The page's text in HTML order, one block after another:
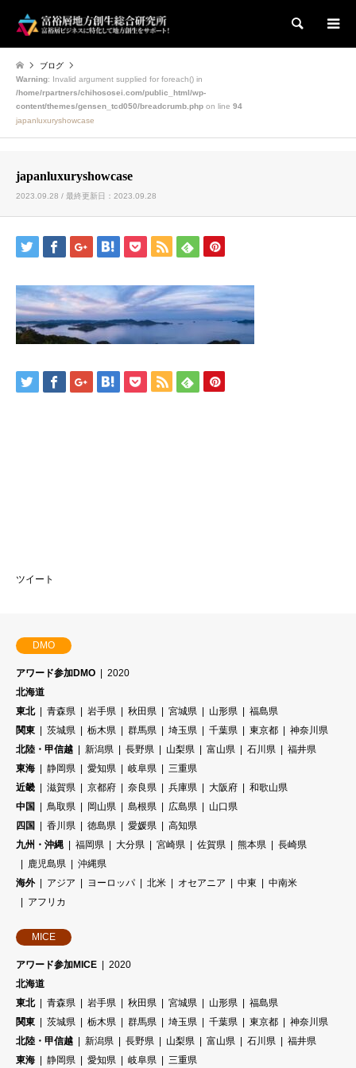
検索
ブログ
Warning: Invalid argument supplied for foreach() in
/home/rpartners/chihososei.com/public_html/wp-
content/themes/gensen_tcd050/breadcrumb.php on line 94
japanluxuryshowcase
japanluxuryshowcase
2023.09.28 / 最終更新日：2023.09.28
ツイート
DMO
アワード参加DMO
2020
北海道
東北
青森県 岩手県 秋田県 宮城県 山形県
福島県
関東
茨城県 栃木県 群馬県 埼玉県 千葉県 東京都
神奈川県
北陸・甲信越
新潟県 長野県 山梨県 富山県 石川県
福井県
東海
静岡県 愛知県 岐阜県
三重県
近畿
滋賀県 京都府 奈良県 兵庫県 大阪府
和歌山県
中国
鳥取県 岡山県 島根県 広島県
山口県
四国
香川県 徳島県 愛媛県
高知県
九州・沖縄
福岡県 大分県 宮崎県 佐賀県 熊本県
長崎県
鹿児島県
沖縄県
海外
アジア ヨーロッパ 北米 オセアニア 中東
中南米
アフリカ
MICE
アワード参加MICE
2020
北海道
東北
青森県 岩手県 秋田県 宮城県 山形県
福島県
関東
茨城県 栃木県 群馬県 埼玉県 千葉県 東京都
神奈川県
北陸・甲信越
新潟県 長野県 山梨県 富山県 石川県
福井県
東海
静岡県 愛知県 岐阜県 三重県